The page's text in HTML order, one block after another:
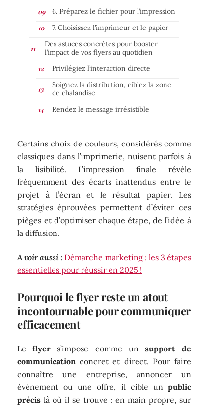
6. Préparez le fichier pour l’impression
7. Choisissez l’imprimeur et le papier
Des astuces concrètes pour booster
l’impact de vos flyers au quotidien
Privilégiez l’interaction directe
Soignez la distribution, ciblez la zone
de chalandise
Rendez le message irrésistible
Certains choix de couleurs, considérés comme
classiques dans l’imprimerie, nuisent parfois à
la lisibilité. L’impression finale révèle
fréquemment des écarts inattendus entre le
projet à l’écran et le résultat papier. Les
stratégies éprouvées permettent d’éviter ces
pièges et d’optimiser chaque étape, de l’idée à
la diffusion.
A voir aussi : Démarche marketing : les 3 étapes
essentielles pour réussir en 2025 !
Pourquoi le flyer reste un atout
incontournable pour communiquer
efficacement
Leflyer s’impose comme un support de
communication concret et direct. Pour faire
connaître une entreprise, annoncer un
événement ou une offre, il cible un public
précis là où il se trouve : en main propre, sur